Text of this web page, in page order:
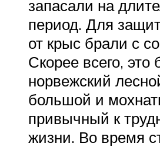
запасали на
период. Для
от крыс брали с
Скорее всего, это
норвежский
большой и
привычный к
жизни. Во время